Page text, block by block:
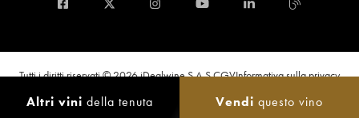
Altri vini della tenuta Vendi questo vino
Tutti i diritti riservati © 2026 iDealwine S.A.S.CGVInformativa sulla privacy
sito e dei servizi annessi è riservato solo agli utenti maggiorenni.